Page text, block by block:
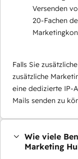
Versenden
20-Fachen
Falls Sie
zusätzliche
eine dedizierte IP-
Mails senden zu
Wie viele
Marketing